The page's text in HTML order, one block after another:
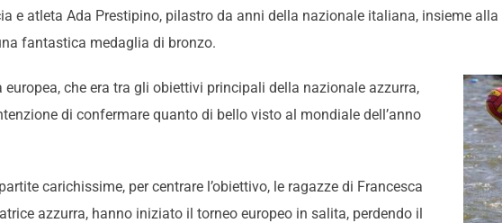
e atleta Ada Prestipino, pilastro da anni della nazionale italiana, insieme
fantastica medaglia di bronzo.
europea, che era tra gli obiettivi principali della nazionale azzurra,
di confermare quanto di bello visto al mondiale dell’anno
carichissime, per centrare l’obiettivo, le ragazze di Francesca
azzurra, hanno iniziato il torneo europeo in salita, perdendo il